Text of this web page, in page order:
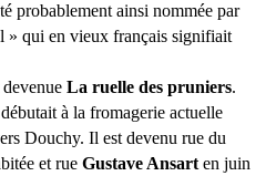
probablement ainsi nommée par
» qui en vieux français signifiait
devenueLa ruelle des pruniers.
débutait à la fromagerie actuelle
Douchy. Il est devenu rue du
et rueGustave Ansarten juin